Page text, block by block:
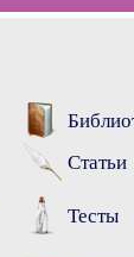
Статьи
Тесты